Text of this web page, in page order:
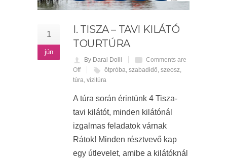
1
jún
I. TISZA – TAVI KILÁTÓ
TOURTÚRA
By Darai Dolli
Comments are
Off
ötpróba, szabadidő, szeosz,
túra, vizitúra
A túra során érintünk 4 Tisza-
tavi kilátót, minden kilátónál
izgalmas feladatok várnak
Rátok! Minden résztvevő kap
egy útlevelet, amibe a kilátóknál